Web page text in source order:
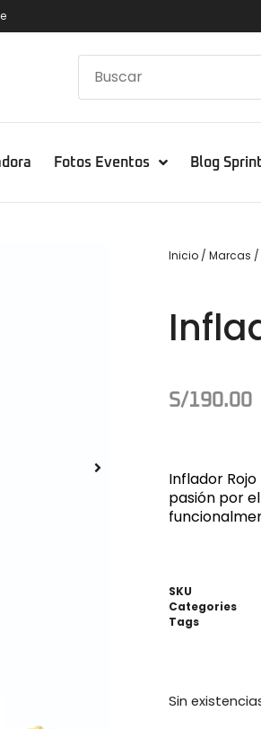
Fotos Eventos Blog
Inicio / Marcas /
S/190.00
Inflador
pasión por
SKU
Categories
Tags
Sin